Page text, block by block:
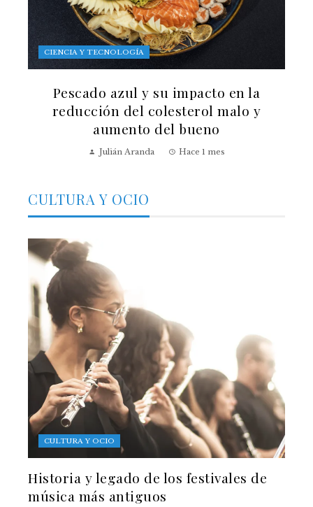
CIENCIA Y TECNOLOGÍA
Pescado azul y su impacto en la
reducción del colesterol malo y
aumento del bueno
Julián Aranda Hace 1 mes
CULTURA Y OCIO
CULTURA Y OCIO
Historia y legado de los festivales de
música más antiguos